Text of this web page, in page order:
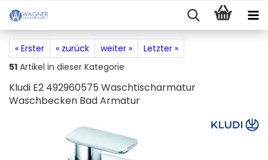
« Erster « zurück weiter »
Letzter »
51 Artikel in dieser Kategorie
Kludi E2 492960575 Waschtischarmatur
Waschbecken Bad Armatur